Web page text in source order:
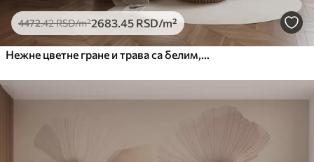
8166.674900.00RSD/m²
4472.42RSD/m²2683 .45 RSD/m²